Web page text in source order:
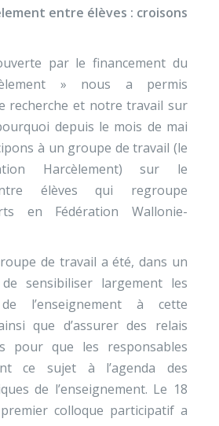
entre élèves : croisons
par le financement du
» nous a permis
recherche et notre travail sur
depuis le mois de mai
à un groupe de travail (le
Harcèlement) sur le
élèves qui regroupe
en Fédération Wallonie-
de travail a été, dans un
sensibiliser largement les
l’enseignement à cette
que d’assurer des relais
pour que les responsables
ce sujet à l’agenda des
de l’enseignement. Le 18
colloque participatif a